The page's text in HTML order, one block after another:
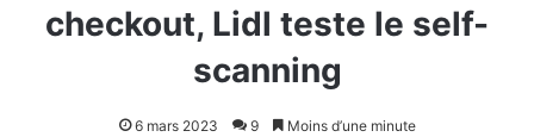
checkout, Lidl teste le self-
scanning
6 mars 2023 9 Moins d’une minute